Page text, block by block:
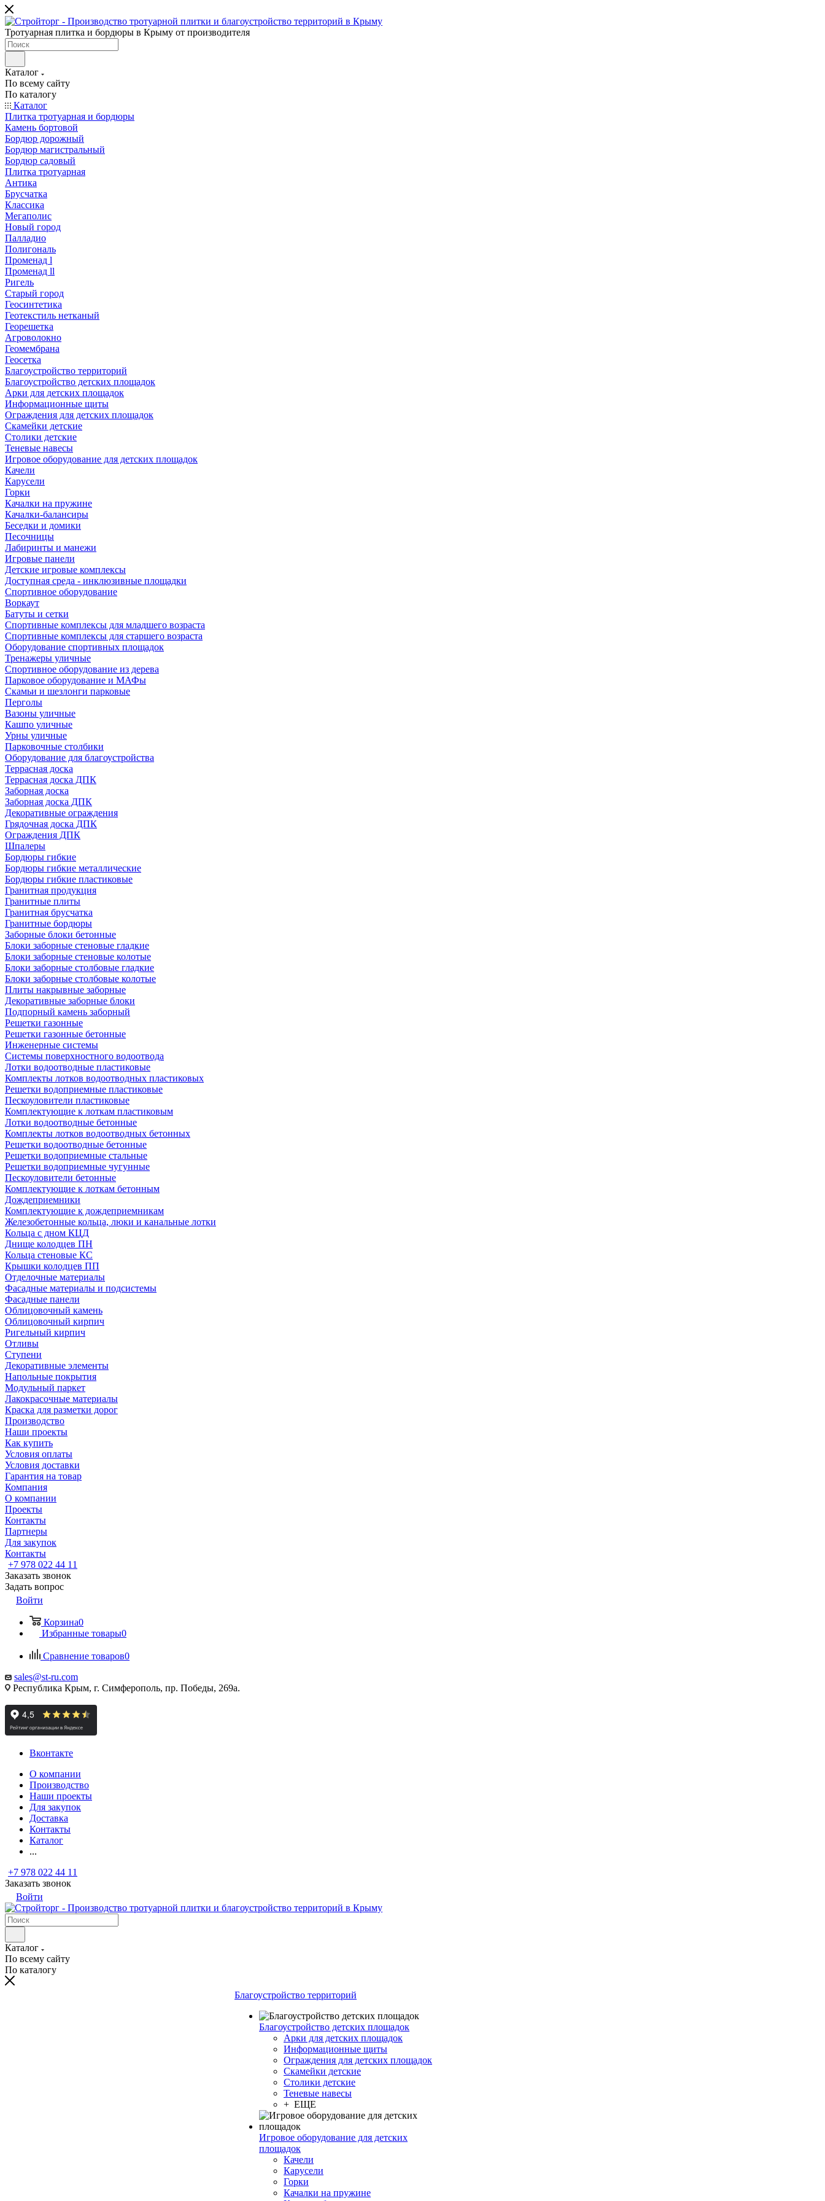
Тротуарная плитка и бордюры в Крыму от производителя
Каталог
По всему сайту
По каталогу
Каталог
Плитка тротуарная и бордюры
Камень бортовой
Бордюр дорожный
Бордюр магистральный
Бордюр садовый
Плитка тротуарная
Антика
Брусчатка
Классика
Мегаполис
Новый город
Палладио
Полигональ
Променад l
Променад ll
Ригель
Старый город
Геосинтетика
Геотекстиль нетканый
Георешетка
Агроволокно
Геомембрана
Геосетка
Благоустройство территорий
Благоустройство детских площадок
Арки для детских площадок
Информационные щиты
Ограждения для детских площадок
Скамейки детские
Столики детские
Теневые навесы
Игровое оборудование для детских площадок
Качели
Карусели
Горки
Качалки на пружине
Качалки-балансиры
Беседки и домики
Песочницы
Лабиринты и манежи
Игровые панели
Детские игровые комплексы
Доступная среда - инклюзивные площадки
Спортивное оборудование
Воркаут
Батуты и сетки
Спортивные комплексы для младшего возраста
Спортивные комплексы для старшего возраста
Оборудование спортивных площадок
Тренажеры уличные
Спортивное оборудование из дерева
Парковое оборудование и МАФы
Скамьи и шезлонги парковые
Перголы
Вазоны уличные
Кашпо уличные
Урны уличные
Парковочные столбики
Оборудование для благоустройства
Террасная доска
Террасная доска ДПК
Заборная доска
Заборная доска ДПК
Декоративные ограждения
Грядочная доска ДПК
Ограждения ДПК
Шпалеры
Бордюры гибкие
Бордюры гибкие металлические
Бордюры гибкие пластиковые
Гранитная продукция
Гранитные плиты
Гранитная брусчатка
Гранитные бордюры
Заборные блоки бетонные
Блоки заборные стеновые гладкие
Блоки заборные стеновые колотые
Блоки заборные столбовые гладкие
Блоки заборные столбовые колотые
Плиты накрывные заборные
Декоративные заборные блоки
Подпорный камень заборный
Решетки газонные
Решетки газонные бетонные
Инженерные системы
Системы поверхностного водоотвода
Лотки водоотводные пластиковые
Комплекты лотков водоотводных пластиковых
Решетки водоприемные пластиковые
Пескоуловители пластиковые
Комплектующие к лоткам пластиковым
Лотки водоотводные бетонные
Комплекты лотков водоотводных бетонных
Решетки водоотводные бетонные
Решетки водоприемные стальные
Решетки водоприемные чугунные
Пескоуловители бетонные
Комплектующие к лоткам бетонным
Дождеприемники
Комплектующие к дождеприемникам
Железобетонные кольца, люки и канальные лотки
Кольца с дном КЦД
Днище колодцев ПН
Кольца стеновые КС
Крышки колодцев ПП
Отделочные материалы
Фасадные материалы и подсистемы
Фасадные панели
Облицовочный камень
Облицовочный кирпич
Ригельный кирпич
Отливы
Ступени
Декоративные элементы
Напольные покрытия
Модульный паркет
Лакокрасочные материалы
Краска для разметки дорог
Производство
Наши проекты
Как купить
Условия оплаты
Условия доставки
Гарантия на товар
Компания
О компании
Проекты
Контакты
Партнеры
Для закупок
Контакты
+7 978 022 44 11
Заказать звонок
Задать вопрос
Войти
Корзина0
Избранные товары0
Сравнение товаров0
sales@st-ru.com
Республика Крым, г. Симферополь, пр. Победы, 269а.
Вконтакте
О компании
Производство
Наши проекты
Для закупок
Доставка
Контакты
Каталог
...
+7 978 022 44 11
Заказать звонок
Войти
Каталог
По всему сайту
По каталогу
Благоустройство территорий
Благоустройство детских площадок
Арки для детских площадок
Информационные щиты
Ограждения для детских площадок
Скамейки детские
Столики детские
Теневые навесы
+ ЕЩЕ
Игровое оборудование для детских
площадок
Качели
Карусели
Горки
Качалки на пружине